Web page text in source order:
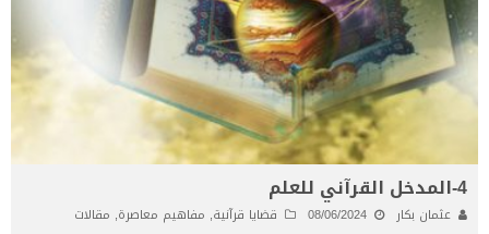
4-المدخل القرآني للعلم
عثمان بكار 08/06/2024 قضايا قرآنية, مفاهيم معاصرة, مقالات